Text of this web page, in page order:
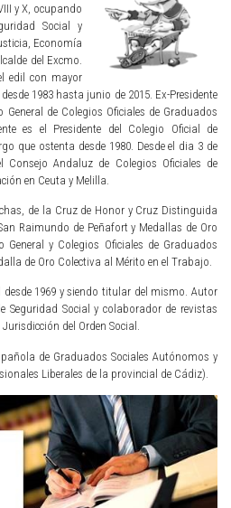
y X, ocupando
Social y
Economía
del Excmo.
edil con mayor
1983 hasta junio de 2015. Ex-Presidente
General de Colegios Oficiales de Graduados
es el Presidente del Colegio Oficial de
que ostenta desde 1980. Desde el dia 3 de
Consejo Andaluz de Colegios Oficiales de
en Ceuta y Melilla.
de la Cruz de Honor y Cruz Distinguida
Raimundo de Peñafort y Medallas de Oro
y Colegios Oficiales de Graduados
de Oro Colectiva al Mérito en el Trabajo.
1969 y siendo titular del mismo. Autor
Seguridad Social y colaborador de revistas
del Orden Social.
de Graduados Sociales Autónomos y
Liberales de la provincial de Cádiz).